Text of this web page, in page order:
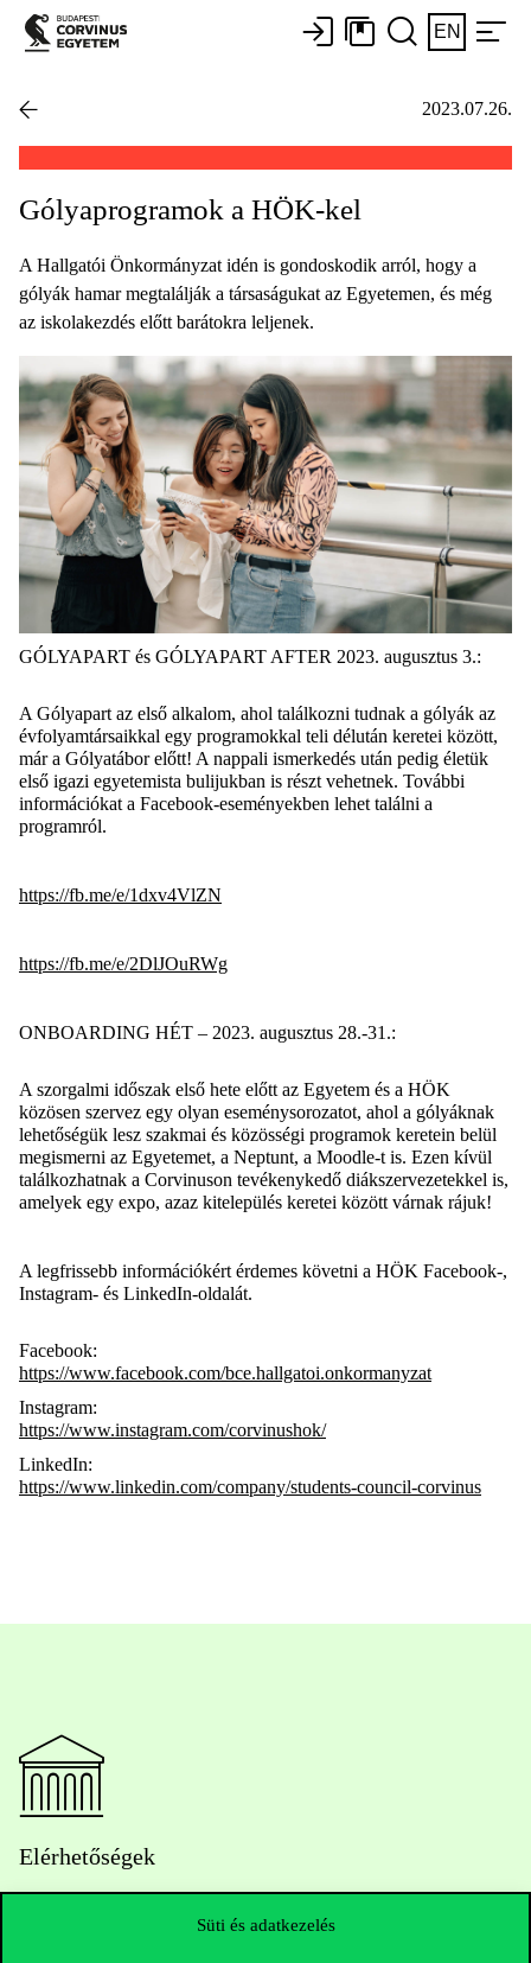
Süti és adatkezelés
EN
2023.07.26.
Gólyaprogramok a HÖK-kel
A Hallgatói Önkormányzat idén is gondoskodik arról, hogy a
gólyák hamar megtalálják a társaságukat az Egyetemen, és még
az iskolakezdés előtt barátokra leljenek.
GÓLYAPART és GÓLYAPART AFTER 2023. augusztus 3.:
A Gólyapart az első alkalom, ahol találkozni tudnak a gólyák az
évfolyamtársaikkal egy programokkal teli délután keretei között,
már a Gólyatábor előtt! A nappali ismerkedés után pedig életük
első igazi egyetemista bulijukban is részt vehetnek. További
információkat a Facebook-eseményekben lehet találni a
programról.
https://fb.me/e/1dxv4VlZN
https://fb.me/e/2DlJOuRWg
ONBOARDING HÉT – 2023. augusztus 28.-31.:
A szorgalmi időszak első hete előtt az Egyetem és a HÖK
közösen szervez egy olyan eseménysorozatot, ahol a gólyáknak
lehetőségük lesz szakmai és közösségi programok keretein belül
megismerni az Egyetemet, a Neptunt, a Moodle-t is. Ezen kívül
találkozhatnak a Corvinuson tevékenykedő diákszervezetekkel is,
amelyek egy expo, azaz kitelepülés keretei között várnak rájuk!
A legfrissebb információkért érdemes követni a HÖK Facebook-,
Instagram- és LinkedIn-oldalát.
Facebook:
https://www.facebook.com/bce.hallgatoi.onkormanyzat
Instagram:
https://www.instagram.com/corvinushok/
LinkedIn:
https://www.linkedin.com/company/students-council-corvinus
Elérhetőségek